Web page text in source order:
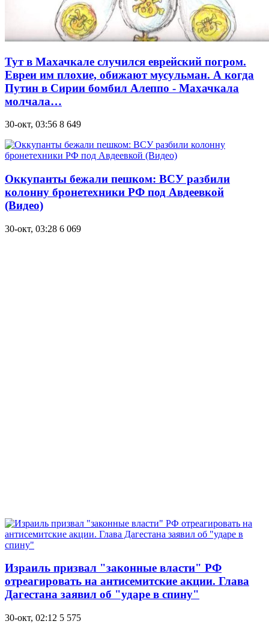
Тут в Махачкале случился еврейский погром.
Евреи им плохие, обижают мусульман. А когда
Путин в Сирии бомбил Алеппо - Махачкала
молчала…
30-окт, 03:56 8 649
Оккупанты бежали пешком: ВСУ разбили
колонну бронетехники РФ под Авдеевкой
(Видео)
30-окт, 03:28 6 069
Израиль призвал "законные власти" РФ
отреагировать на антисемитские акции. Глава
Дагестана заявил об "ударе в спину"
30-окт, 02:12 5 575